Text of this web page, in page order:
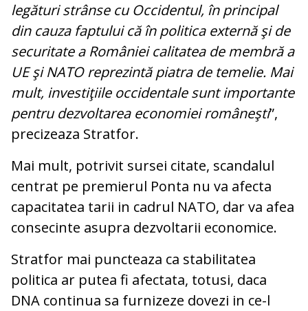
legături strânse cu Occidentul, în principal
din cauza faptului că în politica externă şi de
securitate a României calitatea de membră a
UE şi NATO reprezintă piatra de temelie. Mai
mult, investiţiile occidentale sunt importante
pentru dezvoltarea economiei româneşti”,
precizeaza Stratfor.
Mai mult, potrivit sursei citate, scandalul
centrat pe premierul Ponta nu va afecta
capacitatea tarii in cadrul NATO, dar va afea
consecinte asupra dezvoltarii economice.
Stratfor mai puncteaza ca stabilitatea
politica ar putea fi afectata, totusi, daca
DNA continua sa furnizeze dovezi in ce-l